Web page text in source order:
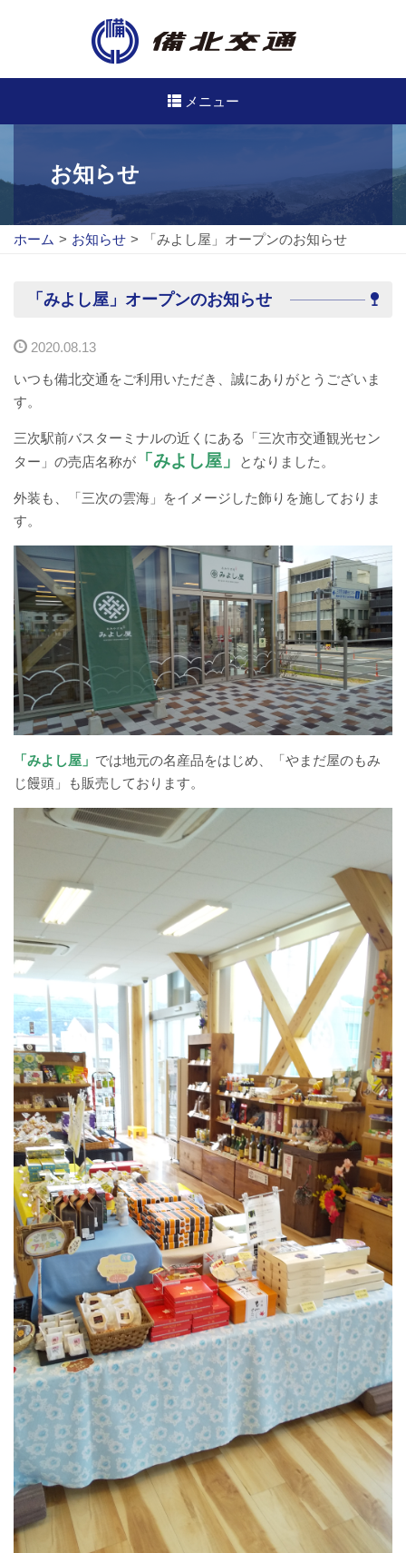
メニュー
高速バス
路線バス
バスのご利用方法
貸切バス・旅行業
三次市交通観光センター
企業情報
会社概要
企業情報
リンク
お問い合わせ
採用情報
閉じる
お知らせ
ホーム > お知らせ > 「みよし屋」オープンのお知らせ
「みよし屋」オープンのお知らせ
2020.08.13
いつも備北交通をご利用いただき、誠にありがとうございま
す。
三次駅前バスターミナルの近くにある「三次市交通観光セン
ター」の売店名称が
「みよし屋」 となりました。
外装も、「三次の雲海」をイメージした飾りを施しておりま
す。
「みよし屋」 では地元の名産品をはじめ、「やまだ屋のもみ
じ饅頭」も販売しております。